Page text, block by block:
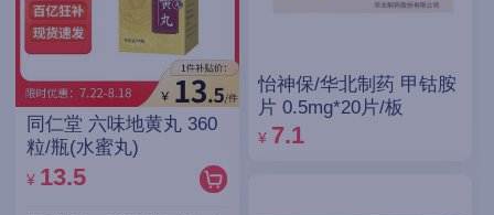
同仁堂 六味地黄丸 360
粒/瓶(水蜜丸)
¥ 13.5
怡神保/华北制药 甲钴胺
片 0.5mg*20片/板
¥ 7.1